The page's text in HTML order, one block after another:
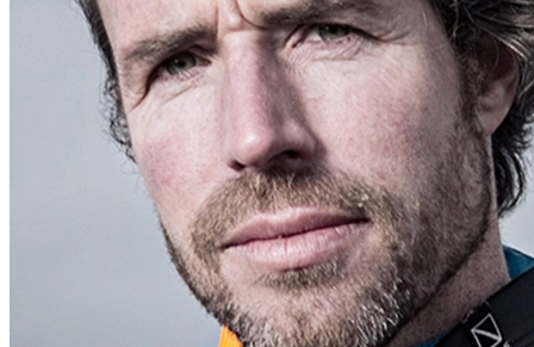
Prinsjesdag
Samenwerken
Sport
Technologie & Innovatie
Toekomst van werk
Trendwatchers
WK & EK Voetbal
Zorg